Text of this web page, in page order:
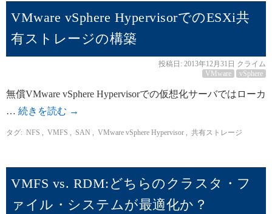
VMware vSphere HypervisorでのESXi共
有ストレージの構築
投稿日: 2013年12月31日 クライム
VMware
vSphere
無償VMware vSphere Hypervisorでの仮想化サーバではローカ
… 続きを読む →
タグ: NFS VMFS SAN VMware vSphere Hypervisor 共有ストレージ
VMFS vs. RDM:どちらのクラスタ・フ
ァイル・システムが最適化か？